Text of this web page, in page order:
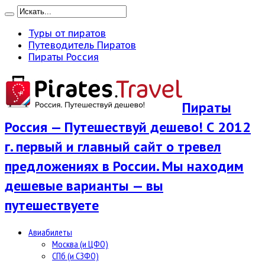
Туры от пиратов
Путеводитель Пиратов
Пираты Россия
Пираты
Россия — Путешествуй дешево! С 2012
г. первый и главный сайт о тревел
предложениях в России. Мы находим
дешевые варианты — вы
путешествуете
Авиабилеты
Москва (и ЦФО)
СПб (и СЗФО)